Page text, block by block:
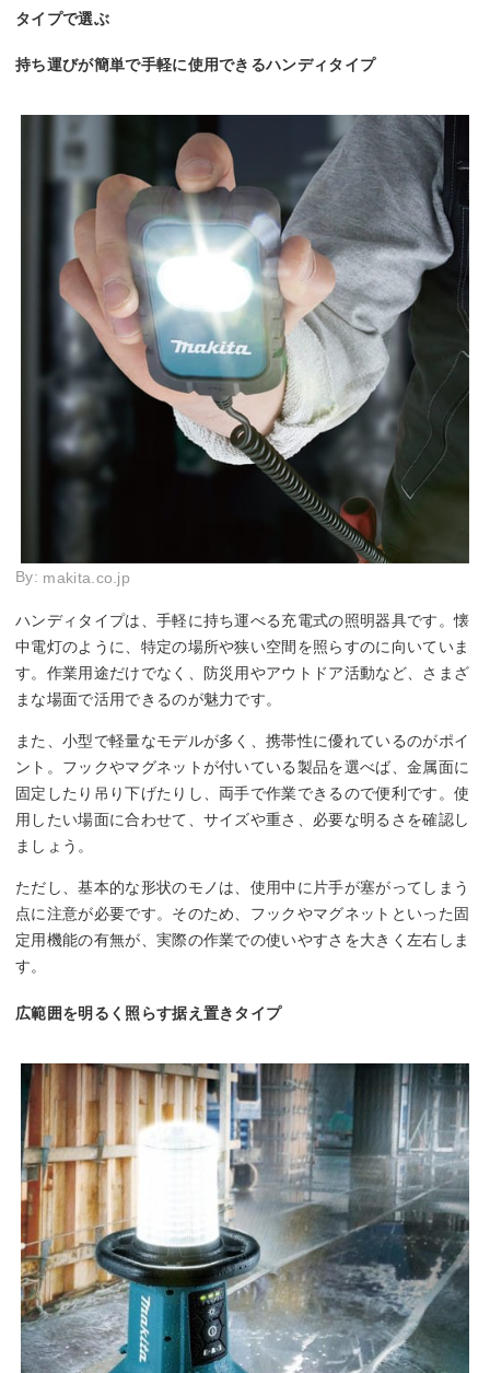
タイプで選ぶ
持ち運びが簡単で手軽に使用できるハンディタイプ
By: makita.co.jp
ハンディタイプは、手軽に持ち運べる充電式の照明器具です。懐
中電灯のように、特定の場所や狭い空間を照らすのに向いていま
す。作業用途だけでなく、防災用やアウトドア活動など、さまざ
まな場面で活用できるのが魅力です。
また、小型で軽量なモデルが多く、携帯性に優れているのがポイ
ント。フックやマグネットが付いている製品を選べば、金属面に
固定したり吊り下げたりし、両手で作業できるので便利です。使
用したい場面に合わせて、サイズや重さ、必要な明るさを確認し
ましょう。
ただし、基本的な形状のモノは、使用中に片手が塞がってしまう
点に注意が必要です。そのため、フックやマグネットといった固
定用機能の有無が、実際の作業での使いやすさを大きく左右しま
す。
広範囲を明るく照らす据え置きタイプ